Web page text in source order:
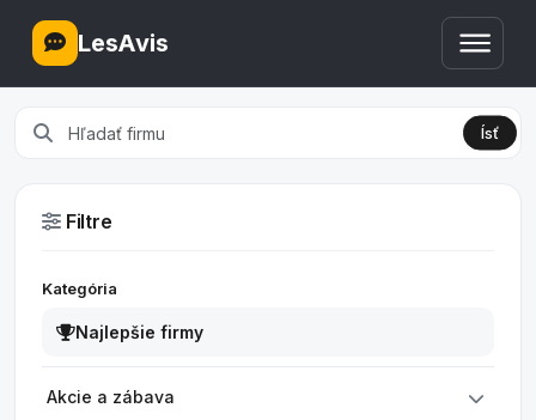
LesAvis
Ísť
Filtre
Kategória
Najlepšie firmy
Akcie a zábava